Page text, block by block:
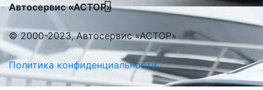
Автосервис «АСТОР»
© 2000-2023, Автосервис «АСТОР»
Политика конфиденциальности